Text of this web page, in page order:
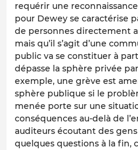
requérir une
pour Dewey se caractérise
de personnes directement
mais qu’il s’agit d’une
public va se constituer à
dépasse la sphère privée
exemple, une grève est
sphère publique si le
menée porte sur une
conséquences au-delà de
auditeurs écoutant des
quelques questions à la fin,